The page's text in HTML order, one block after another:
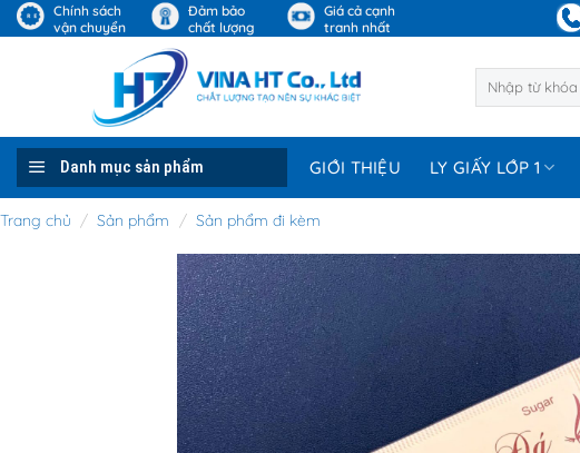
Skip
to
Chính sách
vận chuyển
Đảm bảo
chất lượng
Giá cả cạnh
tranh nhất
kiếm:
Danh mục sản phẩm GIỚI THIỆU LY GIẤY LỚP 1
Trang chủ / Sản phẩm / Sản phẩm đi kèm